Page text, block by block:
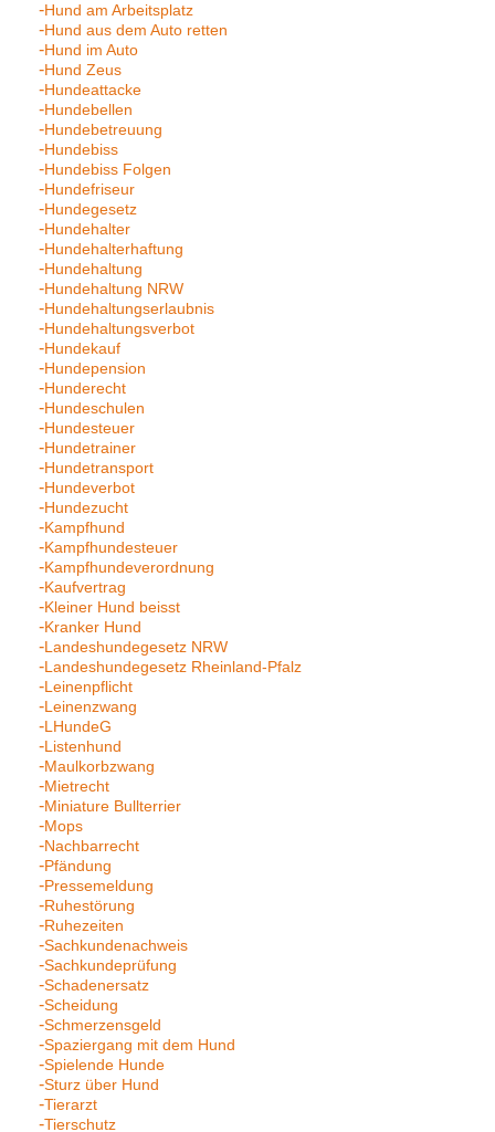
Hund am Arbeitsplatz
Hund aus dem Auto retten
Hund im Auto
Hund Zeus
Hundeattacke
Hundebellen
Hundebetreuung
Hundebiss
Hundebiss Folgen
Hundefriseur
Hundegesetz
Hundehalter
Hundehalterhaftung
Hundehaltung
Hundehaltung NRW
Hundehaltungserlaubnis
Hundehaltungsverbot
Hundekauf
Hundepension
Hunderecht
Hundeschulen
Hundesteuer
Hundetrainer
Hundetransport
Hundeverbot
Hundezucht
Kampfhund
Kampfhundesteuer
Kampfhundeverordnung
Kaufvertrag
Kleiner Hund beisst
Kranker Hund
Landeshundegesetz NRW
Landeshundegesetz Rheinland-Pfalz
Leinenpflicht
Leinenzwang
LHundeG
Listenhund
Maulkorbzwang
Mietrecht
Miniature Bullterrier
Mops
Nachbarrecht
Pfändung
Pressemeldung
Ruhestörung
Ruhezeiten
Sachkundenachweis
Sachkundeprüfung
Schadenersatz
Scheidung
Schmerzensgeld
Spaziergang mit dem Hund
Spielende Hunde
Sturz über Hund
Tierarzt
Tierschutz